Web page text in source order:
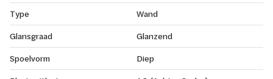
Type
Wand
Glansgraad
Glanzend
Spoelvorm
Diep